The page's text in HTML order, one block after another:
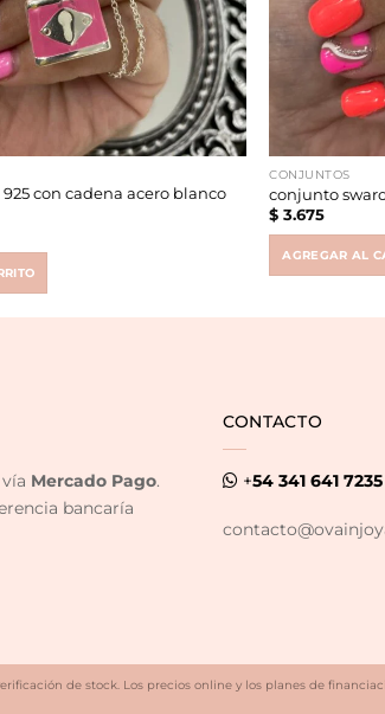
con cadena acero blanco
7.300.
CONJUNTOS
conjunto
$ 3.675
AGREGAR AL
Mercado Pago.
bancaría
CONTACTO
+54 341 641 7235
de stock. Los precios online y los planes de